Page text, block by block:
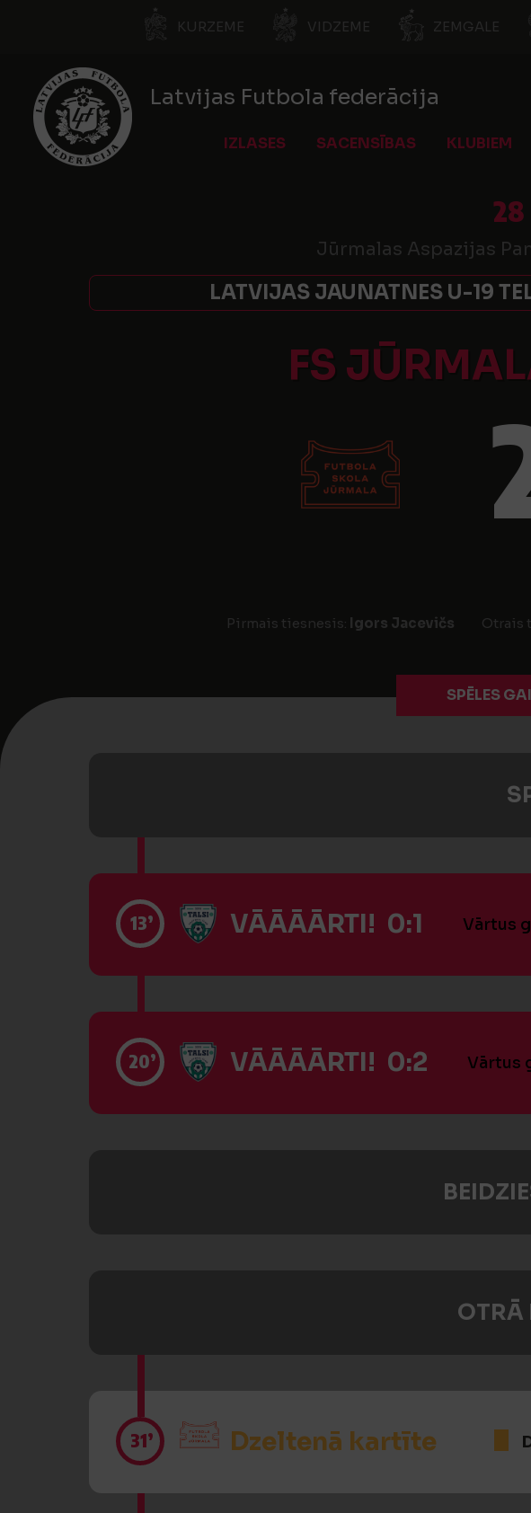
KURZEME VIDZEME ZEMGALE
Latvijas Futbola federācija
IZLASES SACENSĪBAS KLUBIEM
28
Jūrmalas Aspazijas
LATVIJAS JAUNATNES U-19
FS
Pirmais tiesnesis: Igors Jacevičs Otrais
SPĒLES
13’ VĀĀĀĀRTI! 0:1 Vārtus
20’ VĀĀĀĀRTI! 0:2 Vārtus
OTRĀ
31’ Dzeltenā kartīte